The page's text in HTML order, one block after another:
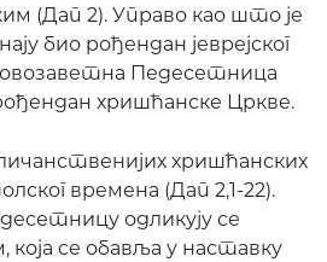
(Дaп 2). Управо као што је
био рођендан јеврејског
Педесетница
хришћанске Цркве.
хришћанских
времена (Дап 2,1-22).
одликују се
се обавља у наставку